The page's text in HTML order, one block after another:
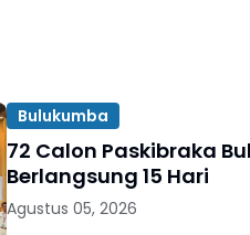
Bulukumba
72 Calon Paskibraka
Berlangsung 15 Hari
Agustus 05, 2026